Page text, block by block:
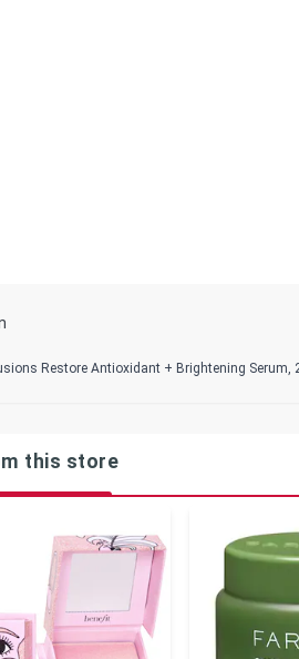
Restore Antioxidant + Brightening Serum,
this store